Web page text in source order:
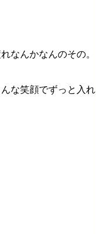
なんかなんのその。
な笑顔でずっと入れ